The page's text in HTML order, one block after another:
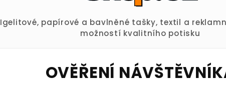
Igelitové, papírové a bavlněné tašky, textil a
možností kvalitního potisku
OVĚŘENÍ